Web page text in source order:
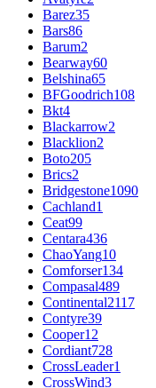
Barez35
Bars86
Barum2
Bearway60
Belshina65
BFGoodrich108
Bkt4
Blackarrow2
Blacklion2
Boto205
Brics2
Bridgestone1090
Cachland1
Ceat99
Centara436
ChaoYang10
Comforser134
Compasal489
Continental2117
Contyre39
Cooper12
Cordiant728
CrossLeader1
CrossWind3